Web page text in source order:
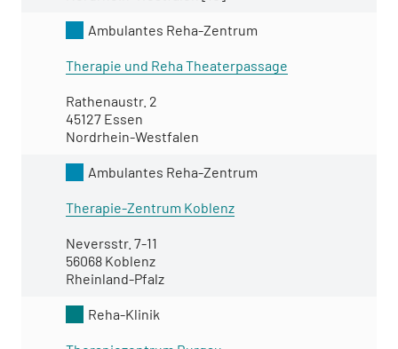
Ambulantes Reha-Zentrum
Therapie und Reha Theaterpassage
Rathenaustr. 2
45127 Essen
Nordrhein-Westfalen
Ambulantes Reha-Zentrum
Therapie-Zentrum Koblenz
Neversstr. 7-11
56068 Koblenz
Rheinland-Pfalz
Reha-Klinik